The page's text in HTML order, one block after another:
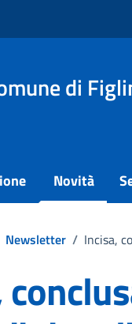
di
Novità
Newsletter / Incisa,